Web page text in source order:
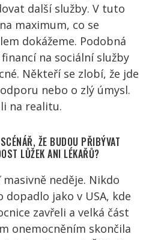
další služby. V tuto
maximum, co se
dokážeme. Podobná
na sociální služby
Někteří se zlobí, že jde
nebo o zlý úmysl.
na realitu.
ŽE BUDOU PŘIBÝVAT
LŮŽEK ANI LÉKAŘŮ?
masivně neděje. Nikdo
dopadlo jako v USA, kde
zavřeli a velká část
onemocněním skončila